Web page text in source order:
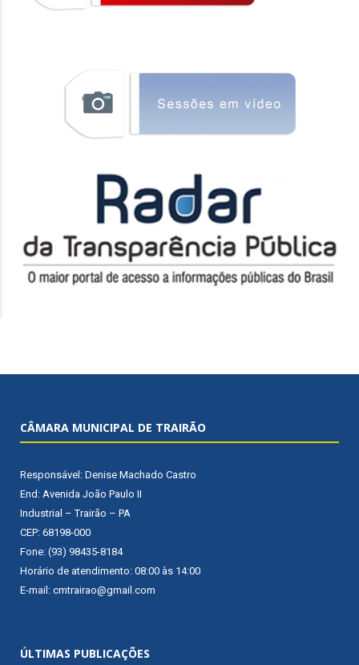
CÂMARA MUNICIPAL DE TRAIRÃO
Responsável: Denise Machado Castro
End: Avenida João Paulo II
Industrial – Trairão – PA
CEP: 68198-000
Fone: (93) 98435-8184
Horário de atendimento: 08:00 às 14:00
E-mail: cmtrairao@gmail.com
ÚLTIMAS PUBLICAÇÕES